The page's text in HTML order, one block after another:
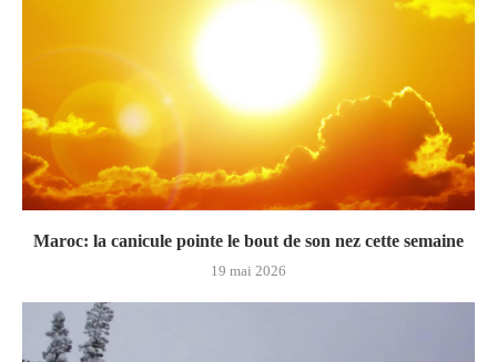
Maroc: la canicule pointe le bout de son nez cette semaine
19 mai 2026